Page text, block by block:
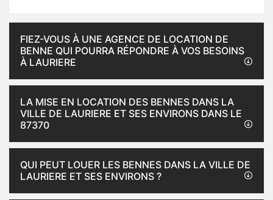
FIEZ-VOUS À UNE AGENCE DE LOCATION DE
BENNE QUI POURRA RÉPONDRE À VOS BESOINS
À LAURIERE
LA MISE EN LOCATION DES BENNES DANS LA
VILLE DE LAURIERE ET SES ENVIRONS DANS LE
87370
QUI PEUT LOUER LES BENNES DANS LA VILLE DE
LAURIERE ET SES ENVIRONS ?